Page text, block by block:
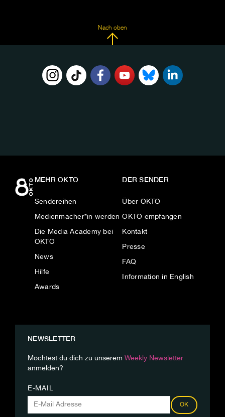
Nach oben
MEHR OKTO
Sendereihen
Medienmacher*in werden
Die Media Academy bei
OKTO
News
Hilfe
Awards
DER SENDER
Über OKTO
OKTO empfangen
Kontakt
Presse
FAQ
Information in English
NEWSLETTER
Möchtest du dich zu unserem Weekly Newsletter
anmelden?
E-MAIL
OK